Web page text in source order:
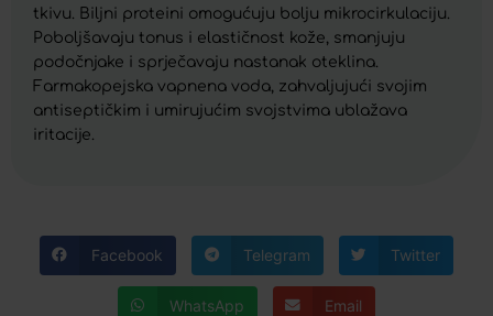
tkivu. Biljni proteini omogućuju bolju mikrocirkulaciju.
Poboljšavaju tonus i elastičnost kože, smanjuju
podočnjake i sprječavaju nastanak oteklina.
Farmakopejska vapnena voda, zahvaljujući svojim
antiseptičkim i umirujućim svojstvima ublažava
iritacije.
Facebook Telegram Twitter
WhatsApp Email